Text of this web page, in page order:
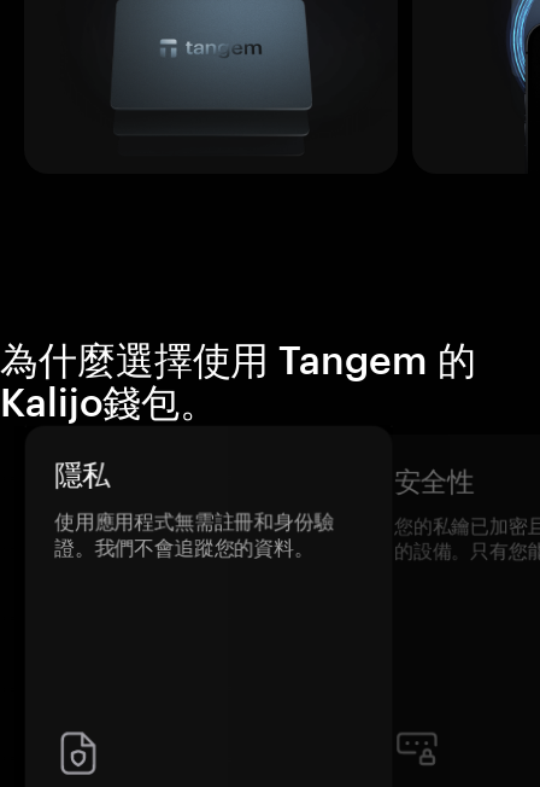
為什麼選擇使用 Tangem 的
Kalijo錢包。
隱私
使用應用程式無需註冊和身份驗
證。我們不會追蹤您的資料。
安全性
您的私鑰已加密
的設備。只有您